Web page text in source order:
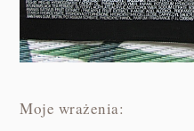
Moje wrażenia: